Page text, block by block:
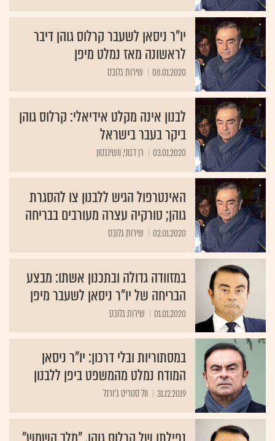
יו"ר ניסאן לשעבר קרלוס גוהן דיבר
לראשונה מאז נמלט מיפן
08.01.2020 שירות גלובס
לבנון אינה מקלט אידיאלי: קרלוס גוהן
ביקר בעבר בישראל
03.01.2020 רן דגוני, וושינגטון
האינטרפול הגיש ללבנון צו להסגרת
גוהן; טורקיה עצרה מעורבים בבריחה
02.01.2020 שירות גלובס
במזוודה גדולה ובתכנון אשתו: מבצע
הבריחה של יו"ר ניסאן לשעבר מיפן
01.01.2020 שירות גלובס
במסתוריות ובלי דרכון: יו"ר ניסאן
המודח נמלט מהמשפט ביפן ללבנון
31.12.2019 וול סטריט ג'ורנל